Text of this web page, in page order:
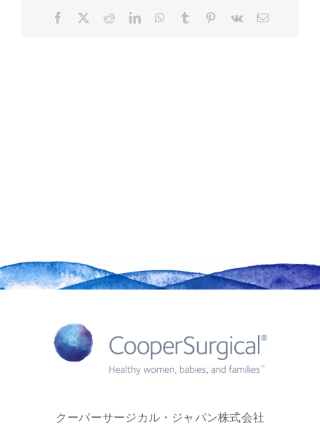
お問合せ
Facebook RedditLinkedInWhatsApp
Tumblr Pinterest
Vk Email
クーパーサージカル・ジャパン株式会社